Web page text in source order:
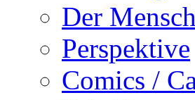
Der Mensch
Perspektive
Comics /